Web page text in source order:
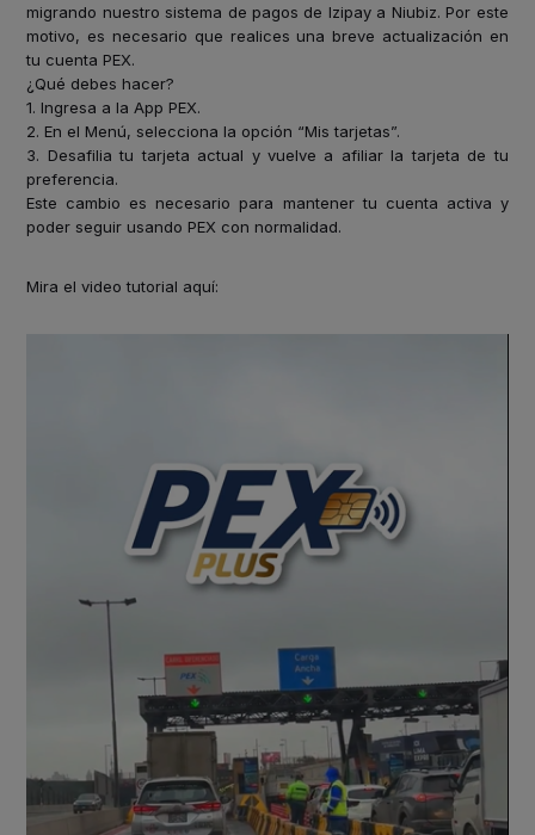
migrando nuestro sistema de pagos de Izipay a Niubiz. Por este
motivo, es necesario que realices una breve actualización en
tu cuenta PEX.
¿Qué debes hacer?
1. Ingresa a la App PEX.
2. En el Menú, selecciona la opción “Mis tarjetas”.
3. Desafilia tu tarjeta actual y vuelve a afiliar la tarjeta de tu
preferencia.
Este cambio es necesario para mantener tu cuenta activa y
poder seguir usando PEX con normalidad.
Mira el video tutorial aquí: